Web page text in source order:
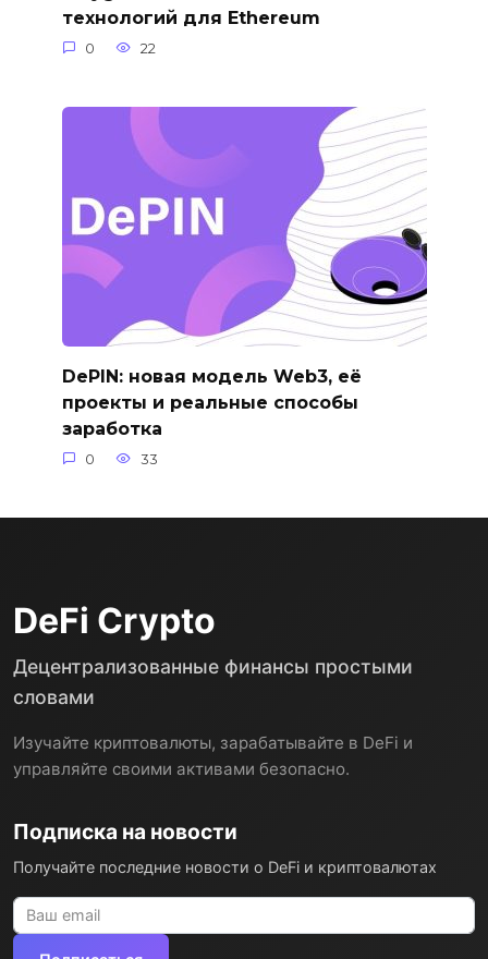
технологий для Ethereum
0 22
DePIN: новая модель Web3, её
проекты и реальные способы
заработка
0 33
DeFi Crypto
Децентрализованные финансы простыми
словами
Изучайте криптовалюты, зарабатывайте в DeFi и
управляйте своими активами безопасно.
Подписка на новости
Получайте последние новости о DeFi и криптовалютах